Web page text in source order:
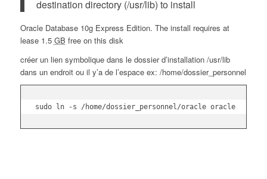
destination directory (/usr/lib) to install
Oracle Database 10g Express Edition. The install requires at
lease 1.5 GB free on this disk
créer un lien symbolique dans le dossier d’installation /usr/lib
dans un endroit ou il y’a de l’espace ex: /home/dossier_personnel
sudo ln -s /home/dossier_personnel/oracle oracle